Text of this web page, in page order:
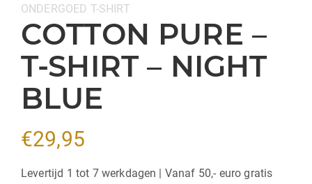
Categorieën:
ONDERGOED T-SHIRT
COTTON PURE –
T-SHIRT – NIGHT
BLUE
€29,95
Levertijd 1 tot 7 werkdagen | Vanaf 50,- euro gratis